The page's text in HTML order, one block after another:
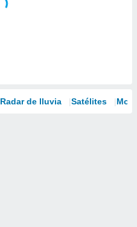
Radar de lluvia Satélites